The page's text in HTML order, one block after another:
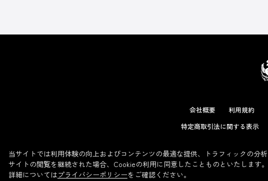
会社概要 利用規約
特定商取引法に関する表示
当サイトでは利用体験の向上およびコンテンツの最適な提供、トラフィックの分
サイトの閲覧を継続された場合、Cookieの利用に同意したことものといたします。
詳細についてはプライバシーポリシーをご確認ください。